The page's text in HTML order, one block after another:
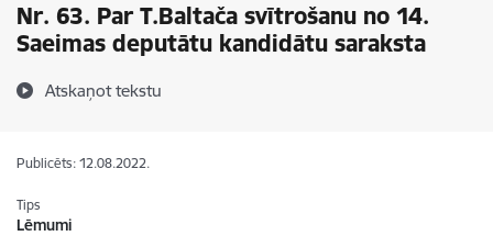
Nr. 63. Par T.Baltača svītrošanu no 14.
Saeimas deputātu kandidātu saraksta
Atskaņot tekstu
Publicēts: 12.08.2022.
Tips
Lēmumi